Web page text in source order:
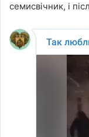
семисвічник, і